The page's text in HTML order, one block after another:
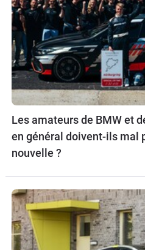
Les amateurs de BMW et
en général doivent-ils mal
nouvelle ?